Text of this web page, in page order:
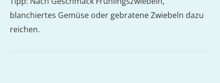
blanchiertes Gemüse oder gebratene Zwiebeln dazu
reichen.